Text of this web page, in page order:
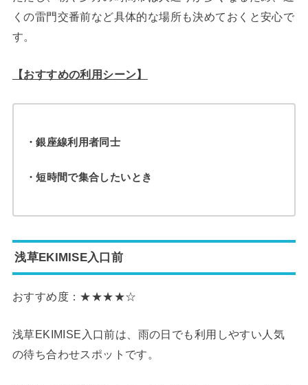
くの雷門交番前など具体的な場所も決めておくと安心で
す。
【おすすめの利用シーン】
・銀座線利用者同士
・短時間で集合したいとき
浅草EKIMISE入口前
おすすめ度：★★★★☆
浅草EKIMISE入口前は、雨の日でも利用しやすい人気
の待ち合わせスポットです。